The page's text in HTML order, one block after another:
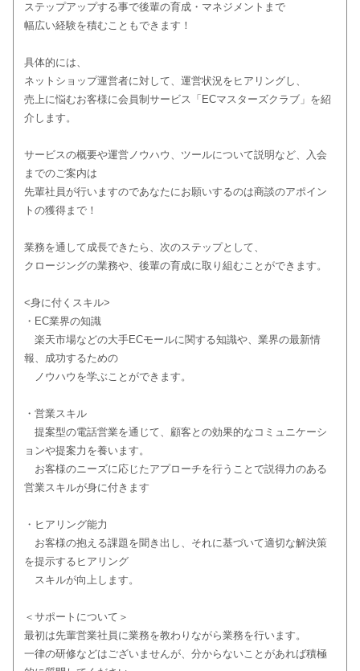
ステップアップする事で後輩の育成・マネジメントまで
幅広い経験を積むこともできます！
具体的には、
ネットショップ運営者に対して、運営状況をヒアリングし、
売上に悩むお客様に会員制サービス「ECマスターズクラブ」を紹
介します。
サービスの概要や運営ノウハウ、ツールについて説明など、入会
までのご案内は
先輩社員が行いますのであなたにお願いするのは商談のアポイン
トの獲得まで！
業務を通して成長できたら、次のステップとして、
クロージングの業務や、後輩の育成に取り組むことができます。
<身に付くスキル>
・EC業界の知識
楽天市場などの大手ECモールに関する知識や、業界の最新情
報、成功するための
ノウハウを学ぶことができます。
・営業スキル
提案型の電話営業を通じて、顧客との効果的なコミュニケーシ
ョンや提案力を養います。
お客様のニーズに応じたアプローチを行うことで説得力のある
営業スキルが身に付きます
・ヒアリング能力
お客様の抱える課題を聞き出し、それに基づいて適切な解決策
を提示するヒアリング
スキルが向上します。
＜サポートについて＞
最初は先輩営業社員に業務を教わりながら業務を行います。
一律の研修などはございませんが、分からないことがあれば積極